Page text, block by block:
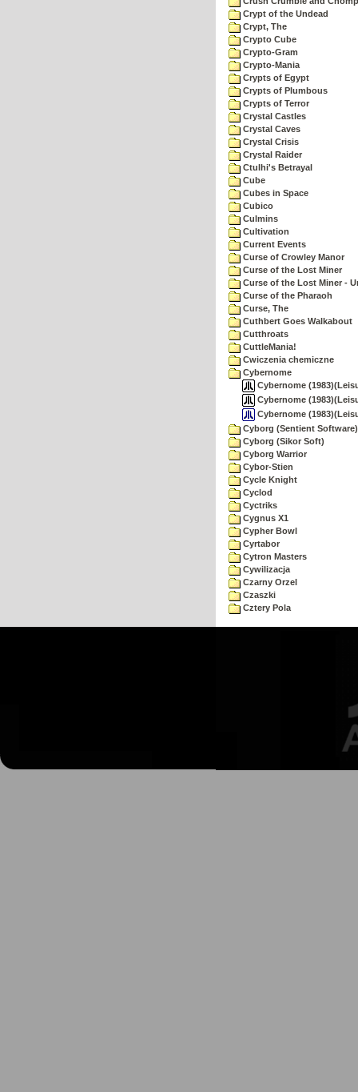
Crypt of the Undead
Crypt, The
Crypto Cube
Crypto-Gram
Crypto-Mania
Crypts of Egypt
Crypts of Plumbous
Crypts of Terror
Crystal Castles
Crystal Caves
Crystal Crisis
Crystal Raider
Ctulhi's Betrayal
Cube
Cubes in Space
Cubico
Culmins
Cultivation
Current Events
Curse of Crowley Manor
Curse of the Lost Miner
Curse of the Lost Miner -
Curse of the Pharaoh
Curse, The
Cuthbert Goes Walkabout
Cutthroats
CuttleMania!
Cwiczenia chemiczne
Cybernome
Cybernome
Cybernome
Cybernome
Cyborg (Sentient Software)
Cyborg (Sikor Soft)
Cyborg Warrior
Cybor-Stien
Cycle Knight
Cyclod
Cyctriks
Cygnus X1
Cypher Bowl
Cyrtabor
Cytron Masters
Cywilizacja
Czarny Orzel
Czaszki
Cztery Pola